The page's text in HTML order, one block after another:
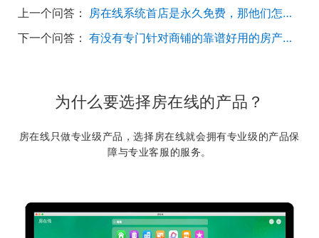
上一个问答：
房在线系统首店是永久免费，那他们怎么赢利的?
下一个问答：
有没有专门针对商铺的靠谱好用的房产中介软件？
为什么要选择房在线的产品？
房在线只做专业级产品，选择房在线就会拥有专业级的产品保
障与专业客服的服务。